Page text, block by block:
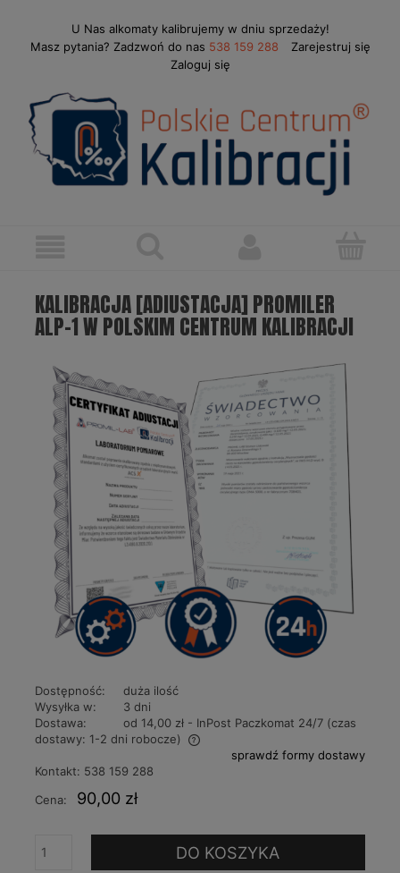
U Nas alkomaty kalibrujemy w dniu sprzedaży!
Masz pytania? Zadzwoń do nas 538 159 288
Zarejestruj się
Zaloguj się
KALIBRACJA [ADIUSTACJA] PROMILER
ALP-1 W POLSKIM CENTRUM KALIBRACJI
Dostępność:
duża ilość
Wysyłka w:
3 dni
Dostawa:
od 14,00 zł - InPost Paczkomat 24/7 (czas
dostawy: 1-2 dni robocze)
Cena nie zawiera ewentualnych kosztów płatności
sprawdź formy dostawy
Kontakt: 538 159 288
Cena:
90,00 zł
DO KOSZYKA